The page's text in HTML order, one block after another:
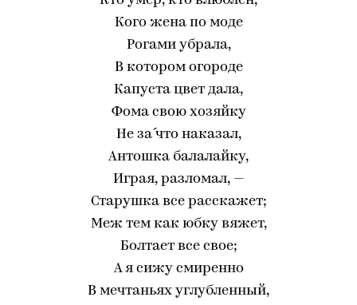
Кого жена по моде
Рогами убрала,
В котором огороде
Капуста цвет дала,
Фома свою хозяйку
Не за́ что наказал,
Антошка балалайку,
Играя, разломал, —
Старушка все расскажет;
Меж тем как юбку вяжет,
Болтает все свое;
А я сижу смиренно
В мечтаньях углубленный,